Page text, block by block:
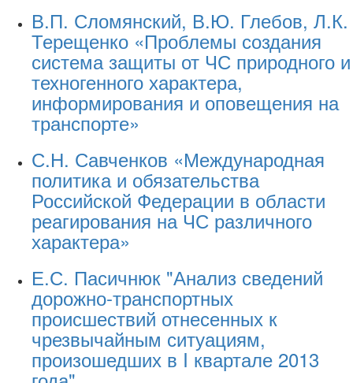
В.П. Сломянский, В.Ю. Глебов, Л.К.
Терещенко «Проблемы создания
система защиты от ЧС природного и
техногенного характера,
информирования и оповещения на
транспорте»
С.Н. Савченков «Международная
политика и обязательства
Российской Федерации в области
реагирования на ЧС различного
характера»
Е.С. Пасичнюк "Анализ сведений
дорожно-транспортных
происшествий отнесенных к
чрезвычайным ситуациям,
произошедших в I квартале 2013